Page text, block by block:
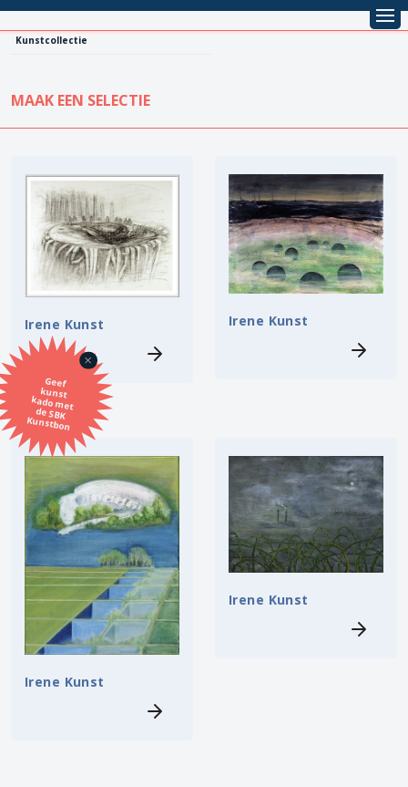
Kunstcollectie
Geef
kunst
kado met
de SBK
Kunstbon
MAAK EEN SELECTIE
KUNSTCOLLECTIE
Alle kunstwerken
Koopprijs
Vestiging
Stijl
Onderwerp
Techniek
Kunstenaar
Formaat
Orientatie
Kleur
Zoeken
Irene Kunst Irene Kunst
Irene Kunst
Irene Kunst